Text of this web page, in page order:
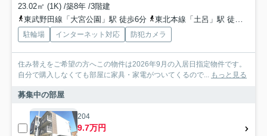
23.02㎡ (1K) /築8年 /3階建
東武野田線「大宮公園」駅 徒歩6分
東北本線「土呂」駅 徒歩17分
駐輪場 インターネット対応 防犯カメラ
住み替えをご希望の方へこの物件は2026年9月の入居日指定物件です。
自分で購入しなくても部屋に家具・家電がついてくるので...
もっと見る
募集中の部屋
204
9.7万円